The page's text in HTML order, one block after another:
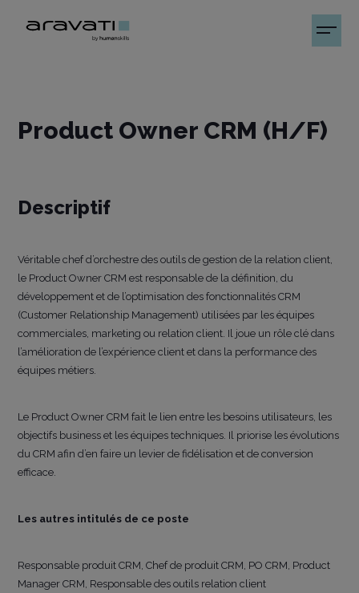
Product Owner CRM (H/F)
Descriptif
Véritable chef d’orchestre des outils de gestion de la relation client,
le Product Owner CRM est responsable de la définition, du
développement et de l’optimisation des fonctionnalités CRM
(Customer Relationship Management) utilisées par les équipes
commerciales, marketing ou relation client. Il joue un rôle clé dans
l’amélioration de l’expérience client et dans la performance des
équipes métiers.
Le Product Owner CRM fait le lien entre les besoins utilisateurs, les
objectifs business et les équipes techniques. Il priorise les évolutions
du CRM afin d’en faire un levier de fidélisation et de conversion
efficace.
Les autres intitulés de ce poste
Responsable produit CRM, Chef de produit CRM, PO CRM, Product
Manager CRM, Responsable des outils relation client